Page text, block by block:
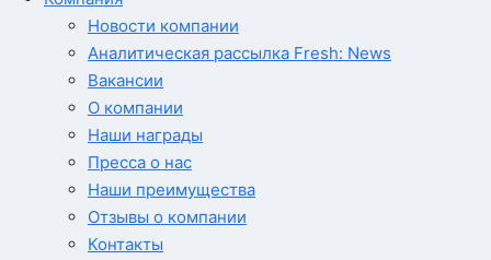
Новости компании
Аналитическая рассылка Fresh: News
Вакансии
О компании
Наши награды
Пресса о нас
Наши преимущества
Отзывы о компании
Контакты